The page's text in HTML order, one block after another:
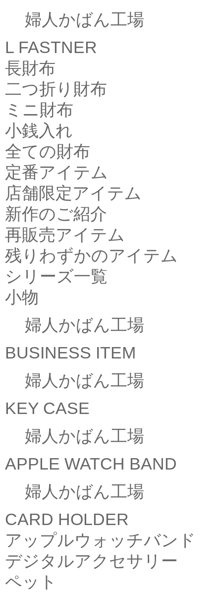
婦人かばん工場
L FASTNER
長財布
二つ折り財布
ミニ財布
小銭入れ
全ての財布
定番アイテム
店舗限定アイテム
新作のご紹介
再販売アイテム
残りわずかのアイテム
シリーズ一覧
小物
婦人かばん工場
BUSINESS ITEM
婦人かばん工場
KEY CASE
婦人かばん工場
APPLE WATCH BAND
婦人かばん工場
CARD HOLDER
アップルウォッチバンド
デジタルアクセサリー
ペット